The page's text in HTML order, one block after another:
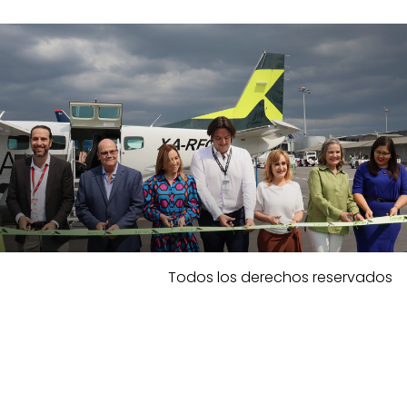
Todos los derechos reservados